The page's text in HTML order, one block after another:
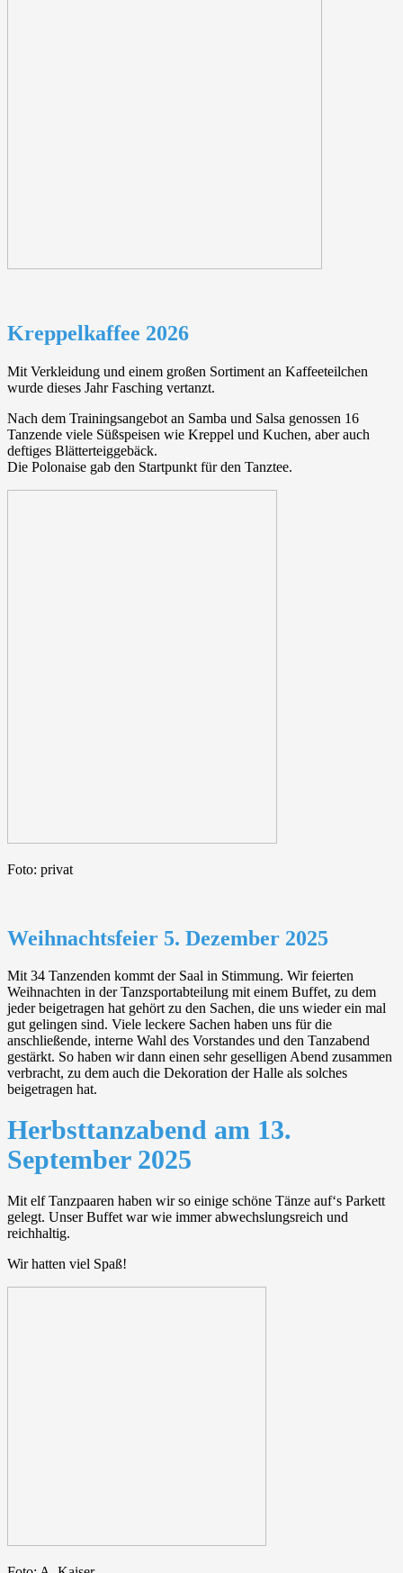
Kreppelkaffee 2026
Mit Verkleidung und einem großen Sortiment an Kaffeeteilchen
wurde dieses Jahr Fasching vertanzt.
Nach dem Trainingsangebot an Samba und Salsa genossen 16
Tanzende viele Süßspeisen wie Kreppel und Kuchen, aber auch
deftiges Blätterteiggebäck.
Die Polonaise gab den Startpunkt für den Tanztee.
Foto: privat
Weihnachtsfeier 5. Dezember 2025
Mit 34 Tanzenden kommt der Saal in Stimmung. Wir feierten
Weihnachten in der Tanzsportabteilung mit einem Buffet, zu dem
jeder beigetragen hat gehört zu den Sachen, die uns wieder ein mal
gut gelingen sind. Viele leckere Sachen haben uns für die
anschließende, interne Wahl des Vorstandes und den Tanzabend
gestärkt. So haben wir dann einen sehr geselligen Abend zusammen
verbracht, zu dem auch die Dekoration der Halle als solches
beigetragen hat.
Herbsttanzabend am 13.
September 2025
Mit elf Tanzpaaren haben wir so einige schöne Tänze auf‘s Parkett
gelegt. Unser Buffet war wie immer abwechslungsreich und
reichhaltig.
Wir hatten viel Spaß!